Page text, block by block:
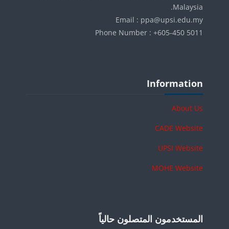
Malaysia.
Email : ppa@upsi.edu.my
Phone Number : +605-450 5011
الكتل
Information
About Us
CADE Website
UPSI Website
MOHE Website
الكتل
تجاوز المستخدمون المتصلون حالياً
المستخدمون المتصلون حالياً